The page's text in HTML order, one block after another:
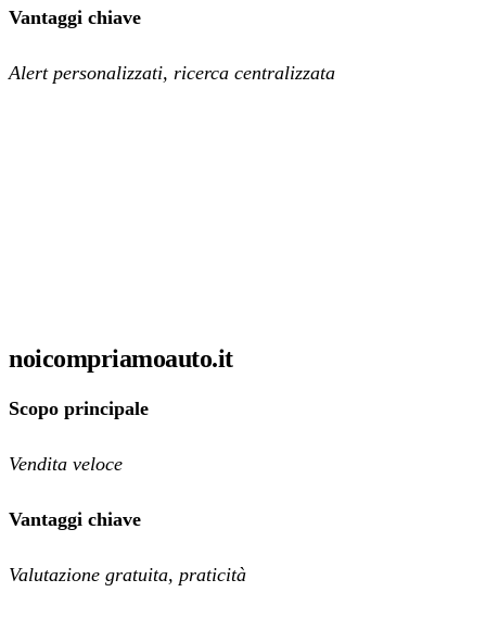
Vantaggi chiave
Alert personalizzati, ricerca centralizzata
noicompriamoauto.it
Scopo principale
Vendita veloce
Vantaggi chiave
Valutazione gratuita, praticità